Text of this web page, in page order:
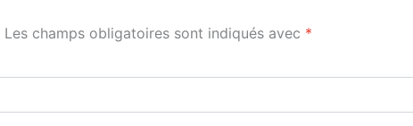
Les champs obligatoires sont indiqués avec *